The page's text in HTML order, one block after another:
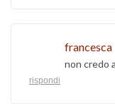
francesca
non credo
rispondi